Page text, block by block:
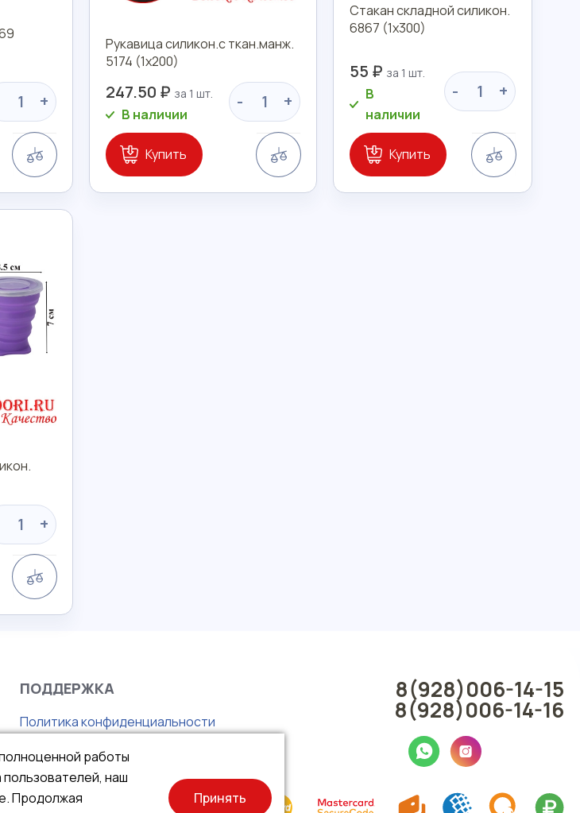
+
Рукавица силикон.с ткан.манж.
5174 (1х200)
247.50 ₽ - +
В наличии
Купить
Стакан складной силикон.
6867 (1х300)
55 ₽
-
+
В
наличии
Купить
+
ПОДДЕРЖКА
Политика конфиденциальности
Публичная оферта
8(928)006-14-15
8(928)006-14-16
работы
наш
Продолжая
Принять